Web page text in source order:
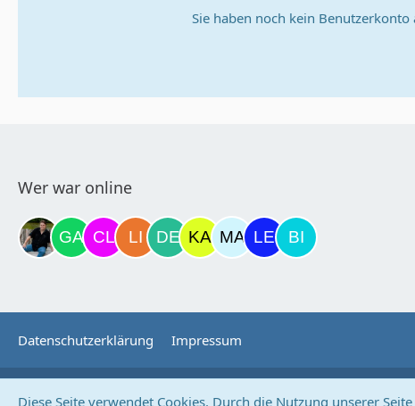
Sie haben noch kein Benutzerkonto
Wer war online
Datenschutzerklärung Impressum
Diese Seite verwendet Cookies. Durch die Nutzung unserer